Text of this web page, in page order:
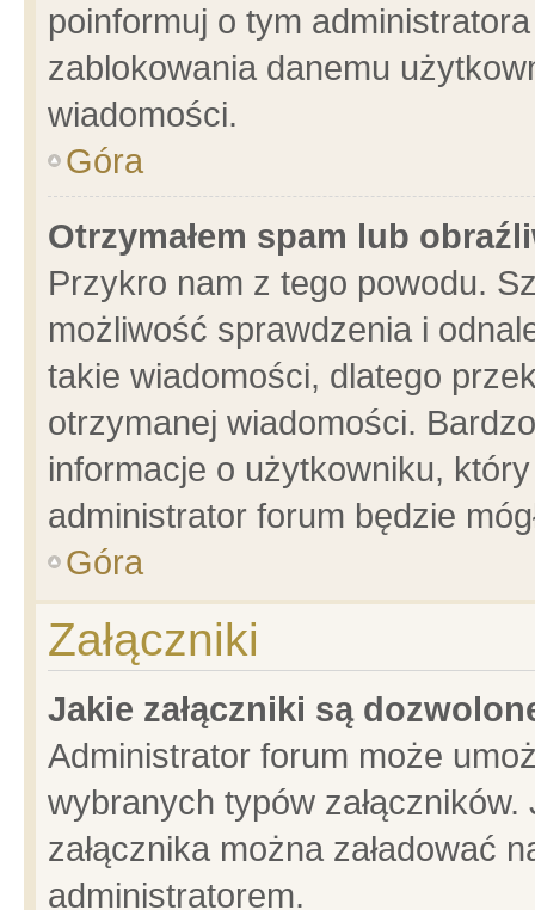
poinformuj o tym
zablokowania danemu
wiadomości.
Góra
Otrzymałem spam lub
Przykro nam z tego powodu.
możliwość sprawdzenia i
takie wiadomości, dlatego
otrzymanej wiadomości.
informacje o użytkowniku,
administrator forum będzie
Góra
Załączniki
Jakie załączniki są
Administrator forum może
wybranych typów
załącznika można załadować
administratorem.